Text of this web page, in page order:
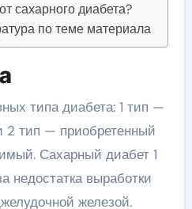
сахарного диабета?
по теме материала
типа диабета: 1 тип —
2 тип — приобретенный
Сахарный диабет 1
недостатка выработки
железой.